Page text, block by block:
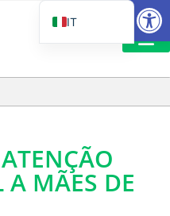
A MÃES DE
IT
EN